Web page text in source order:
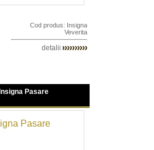
Cod produs: Insigna
Veverita
detalii
Insigna Pasare